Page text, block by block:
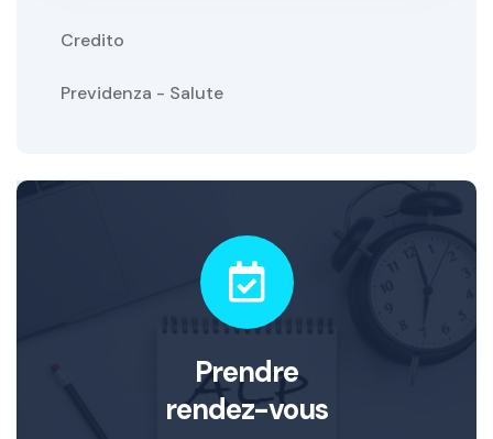
Credito
Previdenza - Salute
Prendre
rendez-vous